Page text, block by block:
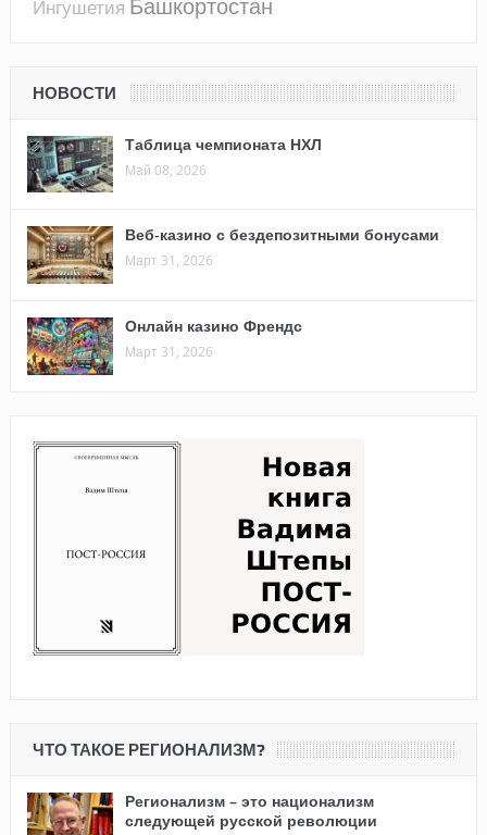
Ингушетия
НОВОСТИ
Таблица чемпионата НХЛ
Май 08, 2026
Веб-казино с бездепозитными бонусами
Март 31, 2026
Онлайн казино Френдс
Март 31, 2026
ЧТО ТАКОЕ РЕГИОНАЛИЗМ?
Регионализм – это национализм
следующей русской революции